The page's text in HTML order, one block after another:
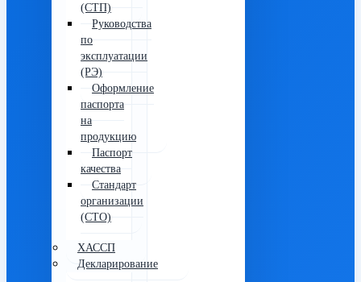
(СТП)
Руководства
по
эксплуатации
(РЭ)
Оформление
паспорта
на
продукцию
Паспорт
качества
Стандарт
организации
(СТО)
ХАССП
Декларирование